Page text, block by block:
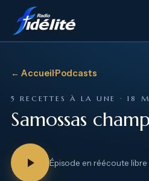
← Accueil·Podcasts
5 RECETTES À LA UNE · 18
Samossas
Épisode en réécoute libre